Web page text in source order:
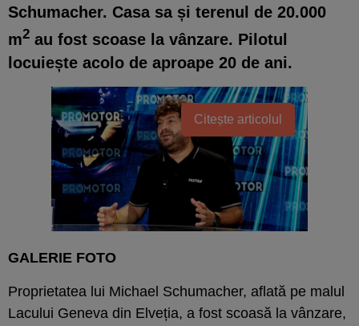
Schumacher. Casa sa și terenul de 20.000
m2 au fost scoase la vânzare. Pilotul
locuiește acolo de aproape 20 de ani.
Citește articolul
GALERIE FOTO
Proprietatea lui Michael Schumacher, aflată pe malul
Lacului Geneva din Elveția, a fost scoasă la vânzare,